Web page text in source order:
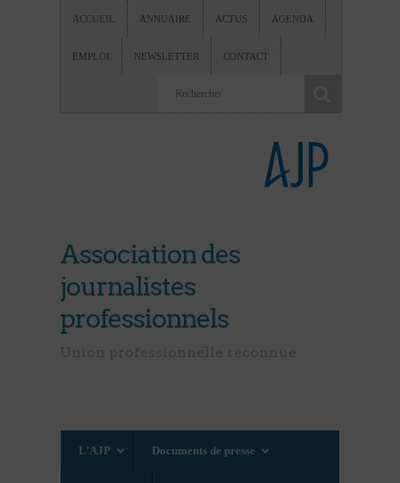
ACCUEIL ANNUAIRE ACTUS AGENDA
EMPLOI NEWSLETTER CONTACT
Association des
journalistes
professionnels
L’AJP Documents de presse